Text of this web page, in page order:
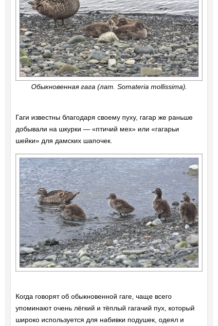
Обыкновенная гага (лат. Somateria mollissima).
Гаги известны благодаря своему пуху, гагар же раньше
добывали на шкурки — «птичий мех» или «гагарьи
шейки» для дамских шапочек.
Когда говорят об обыкновенной гаге, чаще всего
упоминают очень лёгкий и тёплый гагачий пух, который
широко используется для набивки подушек, одеял и